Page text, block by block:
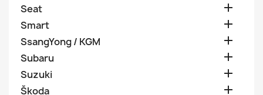
Seat 
Smart 
SsangYong / KGM 
Subaru 
Suzuki 
Škoda 